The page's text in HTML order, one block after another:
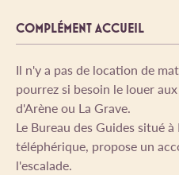
COMPLÉMENT ACCUEIL
Il n'y a pas de location de
pourrez si besoin le louer
d'Arène ou La Grave.
Le Bureau des Guides situé
téléphérique, propose un
l'escalade.